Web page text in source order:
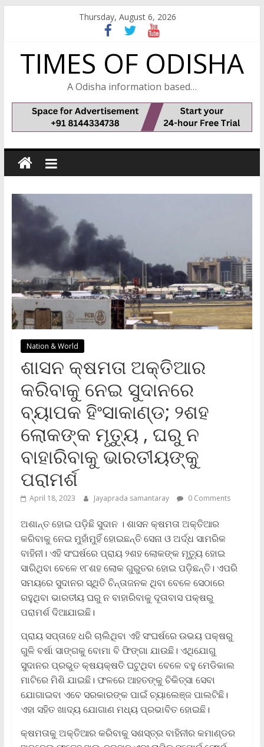
Thursday, August 6, 2026
TIMES OF ODISHA
A Odisha information based…
Nation & World
ଶାସନ କ୍ଷମତା ଅକ୍ତିଆର
କରିବାକୁ ନେଇ ସୁଦାନରେ
ବ୍ୟାପକ ହିଂସାକାଣ୍ଡ; ୨ଶହ
ଲୋକଙ୍କ ମୃତ୍ୟୁ , ଘରୁ ନ
ବାହାରିବାକୁ ଭାରତୀୟଙ୍କୁ
ପରାମର୍ଶ
April 18, 2023 Jayaprada samantaray 0 Comments
ଅଶାନ୍ତ ହୋଇ ପଡ଼ିଛି ସୁଦାନ । ଶାସନ କ୍ଷମତା ଅକ୍ତିଆର
କରିବାକୁ ନେଇ ମୁହାଁମୁହିଁ ହୋଇଛନ୍ତି ସେନା ଓ ଅର୍ଦ୍ଧ ସାମରିକ
ବାହିନୀ। ଏହି ସଂଘର୍ଷରେ ପ୍ରାୟ ୨ଶହ ଲୋକଙ୍କ ମୃତ୍ୟୁ ହୋଇ
ସାରିଥିବା ବେଳେ ୧୮ଶହ ଲୋକ ଗୁରୁତର ହୋଇ ପଡ଼ିଛନ୍ତି। ଏପରି
ସମୟରେ ସୁଦାନର ସ୍ଥିତି ଚିନ୍ତାଜନକ ଥିବା ବେଳେ ସେଠାରେ
ରହୁଥିବା ଭାରତୀୟ ଘରୁ ନ ବାହାରିବାକୁ ଦୂତାବାସ ପକ୍ଷରୁ
ପରାମର୍ଶ ଦିଆଯାଇଛି।
ପ୍ରାୟ ସପ୍ତାହେ ଧରି ଚାଲିଥିବା ଏହି ସଂଘର୍ଷରେ ଉଭୟ ପକ୍ଷରୁ
ଗୁଳି ବର୍ଷା ସାଙ୍ଗକୁ ବୋମା ବି ଫିଙ୍ଗା ଯାଉଛି। ଏଥିଯୋଗୁ
ସୁଦାନର ପ୍ରଭୁତ କ୍ଷୟକ୍ଷତି ଘଟୁଥିବା ବେଳେ ବହୁ ମେଡିକାଲ
ମାଟିରେ ମିଶି ଯାଇଛି। ଫଳରେ ଆହତଙ୍କୁ ଚିକିତ୍ସା ସେବା
ଯୋଗାଇବା ଏବେ ସରକାରଙ୍କ ପାଇଁ ଚ୍ୟାଲେଞ୍ଜ ପାଲଟିଛି।
ଏହା ସହିତ ଖାଦ୍ୟ ଯୋଗାଣ ମଧ୍ୟ ପ୍ରଭାବିତ ହୋଇଛି।
କ୍ଷମତାକୁ ଅକ୍ତିଆର କରିବାକୁ ସଶସ୍ତ୍ର ବାହିନୀର କମାଣ୍ଡର